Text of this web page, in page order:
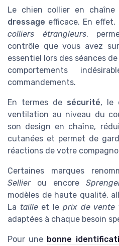
Le chien collier en
dressage efficace. En effet,
colliers étrangleurs,
contrôle que vous avez
essentiel lors des séances
comportements
commandements.
En termes de sécurité, le
ventilation au niveau du
son design en chaîne,
cutanées et permet de
réactions de votre
Certaines marques
Sellierou encore
modèles de haute qualité,
La tailleet le prix de vente
adaptées à chaque besoin
Pour une bonne